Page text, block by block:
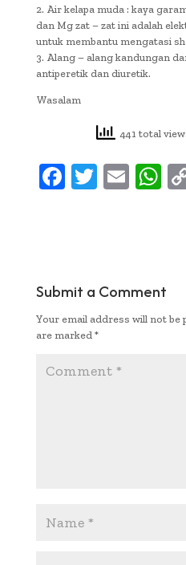
2. Air kelapa muda : kaya
dan Mg zat – zat ini adalah
untuk membantu mengatasi
3. Alang – alang kandungan
antiperetik dan diuretik.
Wasalam
441 total
F
oo
k
T
r
E W
A
p
p
Submit a Comment
Your email address will not be
are marked *